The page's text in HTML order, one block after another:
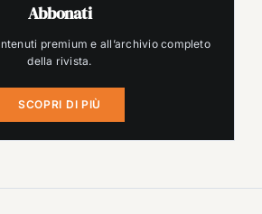
Abbonati
premium e all’archivio completo
della rivista.
SCOPRI DI PIÙ